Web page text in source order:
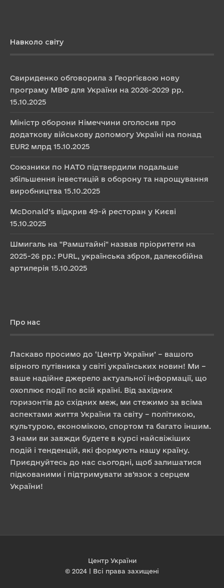
Навколо світу
Свириденко обговорила з Георгієвою нову
програму МВФ для України на 2026-2029 рр.
15.10.2025
Міністр оборони Німеччини оголосив про
додаткову військову допомогу Україні на понад
EUR2 млрд 15.10.2025
Союзники по НАТО підтвердили подальше
збільшення інвестицій в оборону та нарощування
виробництва 15.10.2025
McDonald’s відкрив 49-й ресторан у Києві
15.10.2025
Шмигаль на "Рамштайні" назвав пріоритети на
2025-26 рр.: PURL, українська зброя, далекобійна
артилерія 15.10.2025
Про нас
Ласкаво просимо до ‘Центр України’ – вашого
вірного путівника у світі українських новин! Ми –
ваше надійне джерело актуальної інформації, що
охоплює події по всій країні. Від західних
горизонтів до східних меж, ми стежимо за всіма
аспектами життя України та світу – політикою,
культурою, економікою, спортом та багато іншим.
З нами ви завжди будете в курсі найсвіжіших
подій і тенденцій, які формують нашу країну.
Приєднуйтесь до нас сьогодні, щоб залишатися
підкованими і підтримувати зв’язок з серцем
України!
Центр України
© 2024 | Всі права захищені